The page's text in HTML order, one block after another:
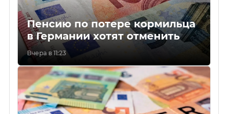
Пенсию по потере кормильца
в Германии хотят отменить
Вчера в 11:23